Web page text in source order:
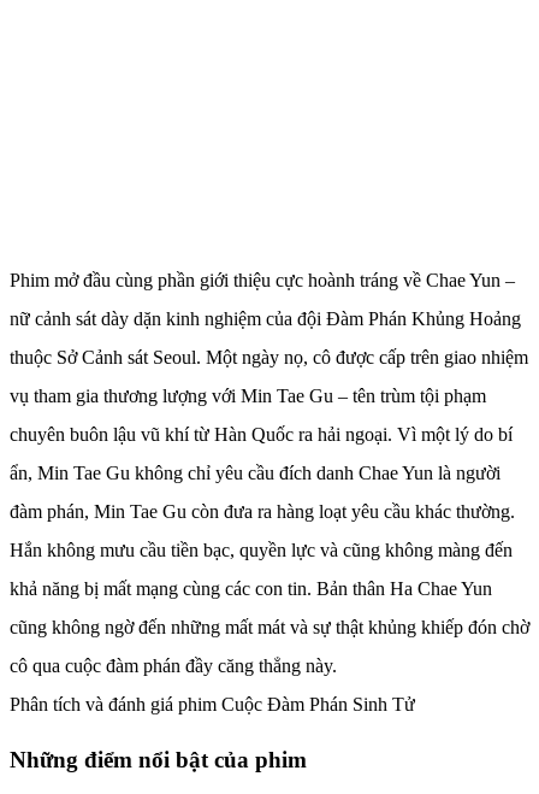
Phim mở đầu cùng phần giới thiệu cực hoành tráng về Chae Yun –
nữ cảnh sát dày dặn kinh nghiệm của đội Đàm Phán Khủng Hoảng
thuộc Sở Cảnh sát Seoul. Một ngày nọ, cô được cấp trên giao nhiệm
vụ tham gia thương lượng với Min Tae Gu – tên trùm tội phạm
chuyên buôn lậu vũ khí từ Hàn Quốc ra hải ngoại. Vì một lý do bí
ẩn, Min Tae Gu không chỉ yêu cầu đích danh Chae Yun là người
đàm phán, Min Tae Gu còn đưa ra hàng loạt yêu cầu khác thường.
Hắn không mưu cầu tiền bạc, quyền lực và cũng không màng đến
khả năng bị mất mạng cùng các con tin. Bản thân Ha Chae Yun
cũng không ngờ đến những mất mát và sự thật khủng khiếp đón chờ
cô qua cuộc đàm phán đầy căng thẳng này.
Phân tích và đánh giá phim Cuộc Đàm Phán Sinh Tử
Những điểm nổi bật của phim